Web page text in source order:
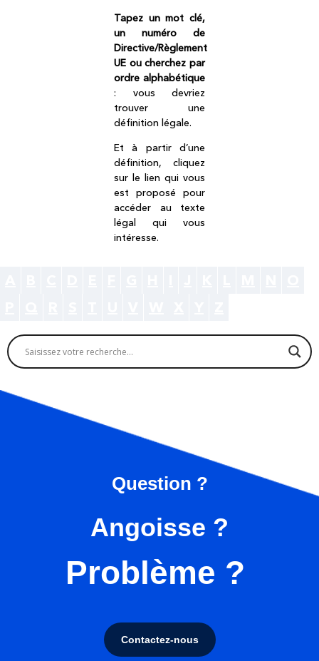
Tapez un mot clé,
un numéro de
Directive/Règlement
UE ou cherchez par
ordre alphabétique
: vous devriez
trouver une
définition légale.
Et à partir d’une
définition, cliquez
sur le lien qui vous
est proposé pour
accéder au texte
légal qui vous
intéresse.
Question ?
Angoisse ?
Problème ?
Contactez-nous